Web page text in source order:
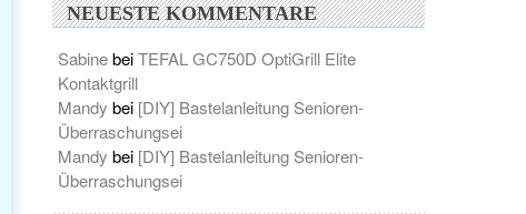
NEUESTE KOMMENTARE
SabinebeiTEFAL GC750D OptiGrill Elite
Kontaktgrill
Mandy bei [DIY] Bastelanleitung Senioren-
Überraschungsei
Mandy bei [DIY] Bastelanleitung Senioren-
Überraschungsei